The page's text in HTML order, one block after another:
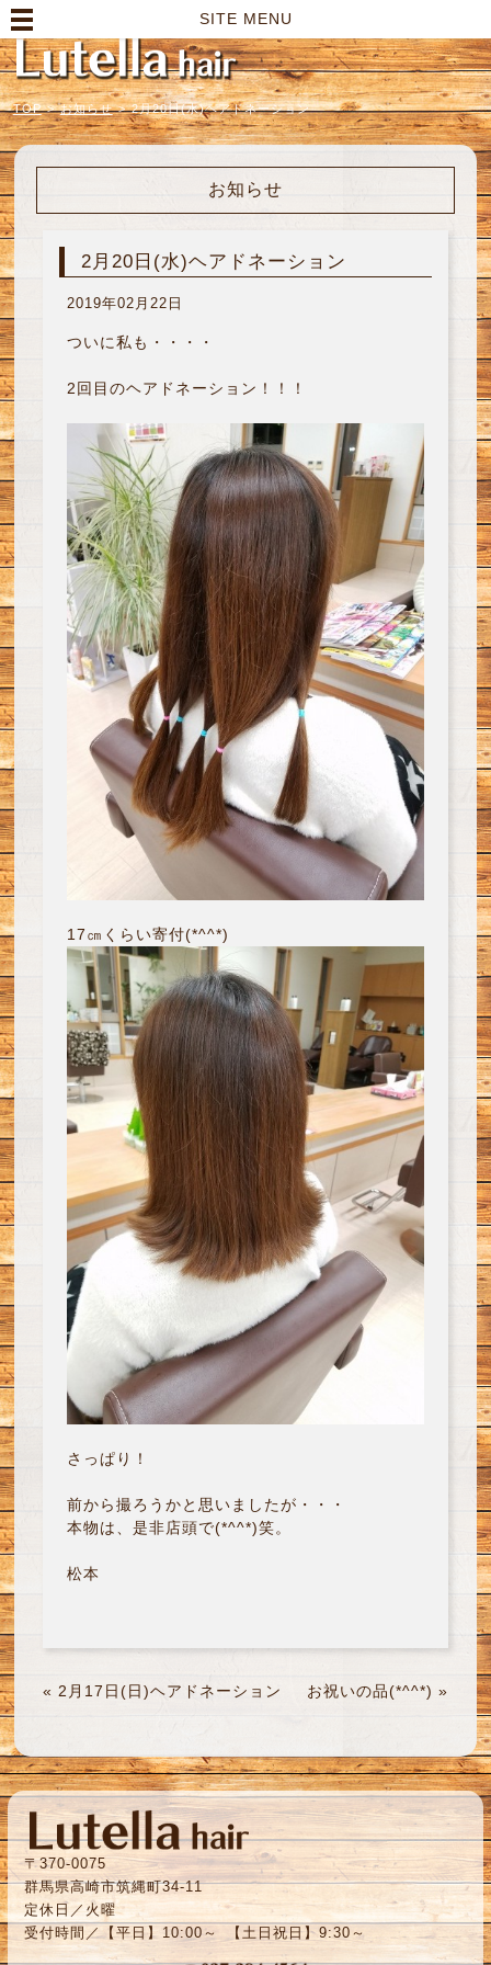
SITE MENU
TOP > お知らせ > 2月20日(水)ヘアドネーション
お知らせ
2月20日(水)ヘアドネーション
2019年02月22日
ついに私も・・・・
2回目のヘアドネーション！！！
17㎝くらい寄付(*^^*)
さっぱり！
前から撮ろうかと思いましたが・・・
本物は、是非店頭で(*^^*)笑。
松本
« 2月17日(日)ヘアドネーション お祝いの品(*^^*) »
〒370-0075
群馬県高崎市筑縄町34-11
定休日／火曜
受付時間／【平日】10:00～ 【土日祝日】9:30～